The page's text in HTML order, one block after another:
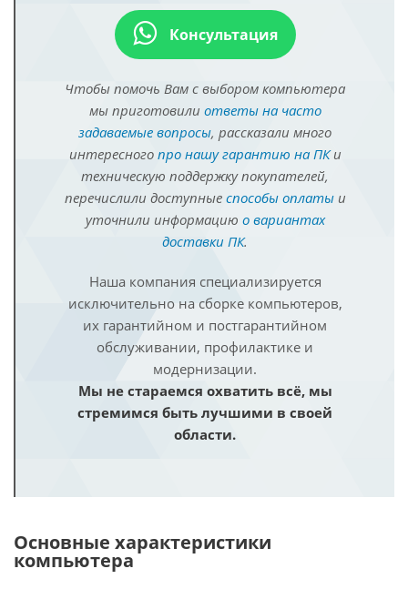
Консультация
Чтобы помочь Вам с выбором компьютера
мы приготовили ответы на часто
задаваемые вопросы, рассказали много
интересного про нашу гарантию на ПКи
техническую поддержку покупателей,
перечислили доступные способы оплатыи
уточнили информацию о вариантах
доставки ПК.
Наша компания специализируется
исключительно на сборке компьютеров,
их гарантийном и постгарантийном
обслуживании, профилактике и
модернизации.
Мы не стараемся охватить всё, мы
стремимся быть лучшими в своей
области.
Основные характеристики
компьютера